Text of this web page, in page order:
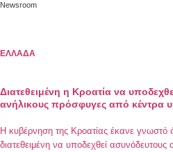
θεωρήθηκε ως παραβάτης των
ένστολος του βεβαίωσε παράβαση και το
Newsroom
ΕΛΛΑΔΑ
Διατεθειμένη η Κροατία να
ανήλικους πρόσφυγες από κέντρα
Η κυβέρνηση της Κροατίας έκανε γνωστό
διατεθειμένη να υποδεχθεί ασυνόδευτους